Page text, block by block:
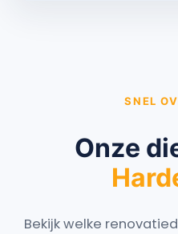
SNEL
Onze
Bekijk welke